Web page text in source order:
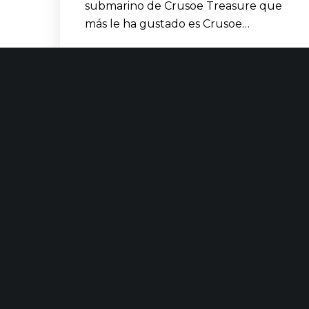
submarino de Crusoe Treasure que
más le ha gustado es Crusoe…